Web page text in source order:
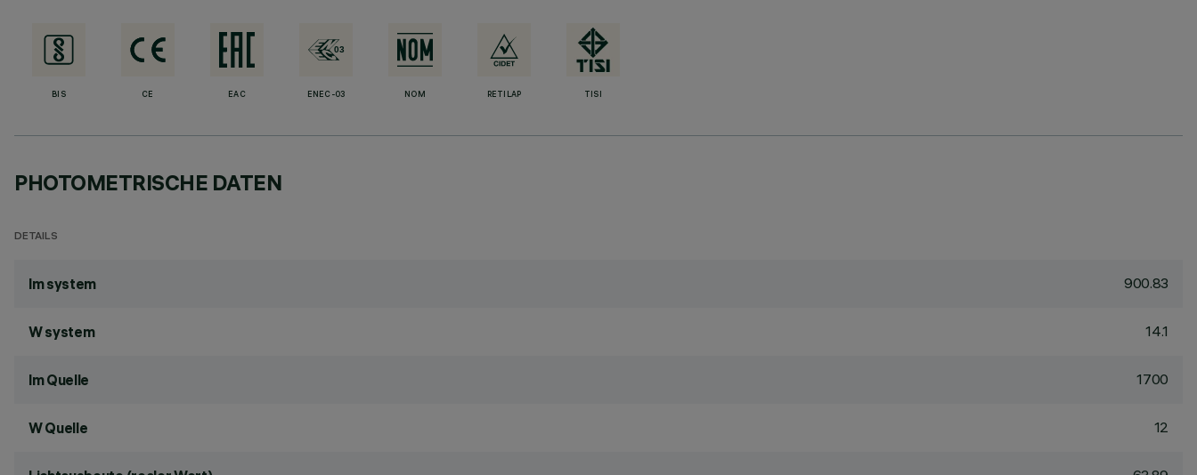
BIS CE EAC ENEC-03 NOM RETILAP TISI
PHOTOMETRISCHE DATEN
DETAILS
lm system 900.83
W system 14.1
lm Quelle 1700
W Quelle 12